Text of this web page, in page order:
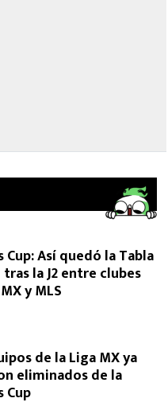
Cup: Así quedó la Tabla
la J2 entre clubes
y MLS
de la Liga MX ya
eliminados de la
Cup